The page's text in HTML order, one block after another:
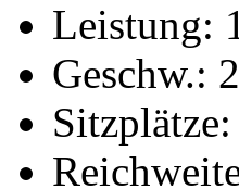
Leistung:
Geschw.: